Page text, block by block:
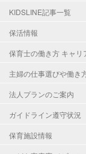
KIDSLINE記事一覧
保活情報
保育士の働き方 キャリ
主婦の仕事選びや働き
法人プランのご案内
ガイドライン遵守状況
保育施設情報